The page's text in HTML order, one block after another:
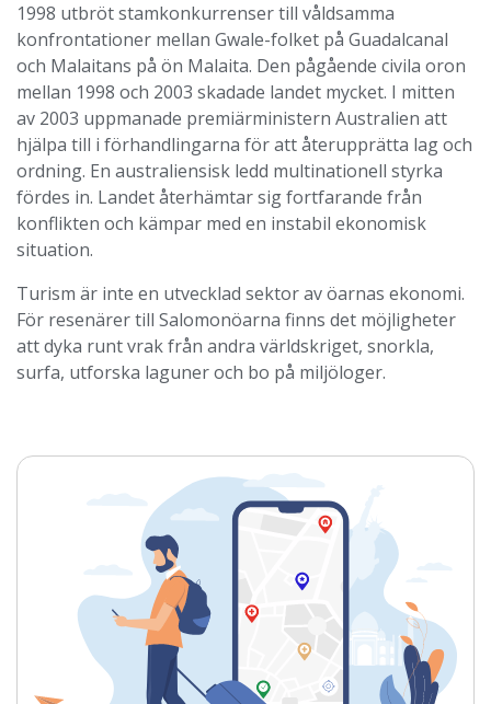
1998 utbröt stamkonkurrenser till våldsamma
konfrontationer mellan Gwale-folket på Guadalcanal
och Malaitans på ön Malaita. Den pågående civila oron
mellan 1998 och 2003 skadade landet mycket. I mitten
av 2003 uppmanade premiärministern Australien att
hjälpa till i förhandlingarna för att återupprätta lag och
ordning. En australiensisk ledd multinationell styrka
fördes in. Landet återhämtar sig fortfarande från
konflikten och kämpar med en instabil ekonomisk
situation.
Turism är inte en utvecklad sektor av öarnas ekonomi.
För resenärer till Salomonöarna finns det möjligheter
att dyka runt vrak från andra världskriget, snorkla,
surfa, utforska laguner och bo på miljöloger.